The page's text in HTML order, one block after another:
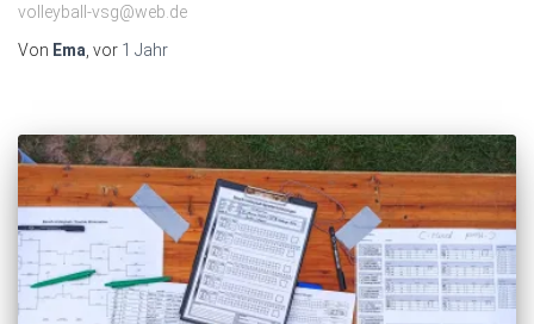
volleyball-vsg@web.de
Von Ema , vor 1 Jahr